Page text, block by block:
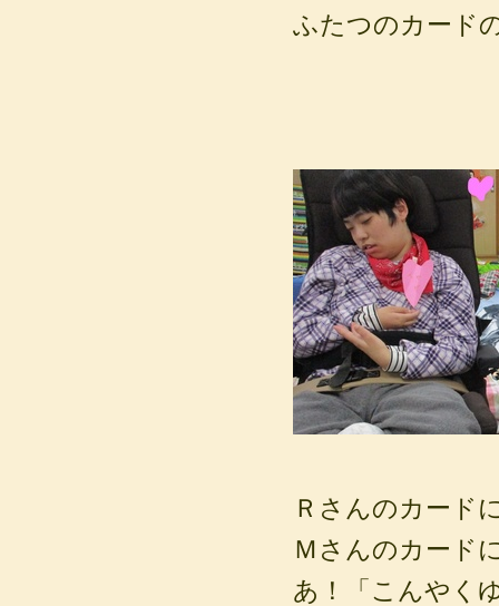
ふたつのカード
Ｒさんのカード
Ｍさんのカード
あ！「こんやく